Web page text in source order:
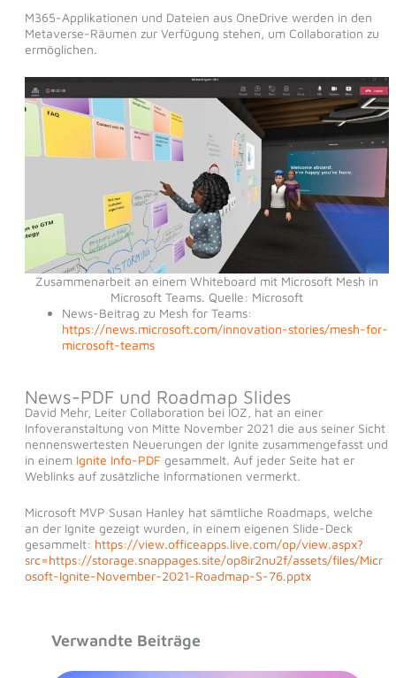
M365-Applikationen und Dateien aus OneDrive werden in den
Metaverse-Räumen zur Verfügung stehen, um Collaboration zu
ermöglichen.
Zusammenarbeit an einem Whiteboard mit Microsoft Mesh in
Microsoft Teams. Quelle: Microsoft
News-Beitrag zu Mesh for Teams:
https://news.microsoft.com/innovation-stories/mesh-for-
microsoft-teams
News-PDF und Roadmap Slides
David Mehr, Leiter Collaboration bei IOZ, hat an einer
Infoveranstaltung von Mitte November 2021 die aus seiner Sicht
nennenswertesten Neuerungen der Ignite zusammengefasst und
in einem Ignite Info-PDF gesammelt. Auf jeder Seite hat er
Weblinks auf zusätzliche Informationen vermerkt.
Microsoft MVP Susan Hanley hat sämtliche Roadmaps, welche
an der Ignite gezeigt wurden, in einem eigenen Slide-Deck
gesammelt: https://view.officeapps.live.com/op/view.aspx?
src=https://storage.snappages.site/op8ir2nu2f/assets/files/Micr
osoft-Ignite-November-2021-Roadmap-S-76.pptx
Verwandte Beiträge